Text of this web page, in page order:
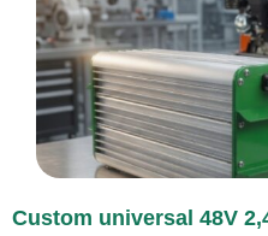
Custom universal 48V